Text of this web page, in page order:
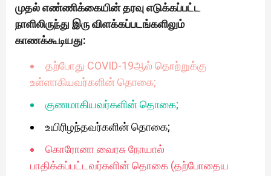
முதல் எண்ணிக்கையின் தரவு எடுக்கப்பட்ட
நாளிலிருந்து இரு விளக்கப்படங்களிலும்
காணக்கூடியது:
தற்போது COVID-19ஆல் தொற்றுக்கு
உள்ளாகியவர்களின் தொகை;
குணமாகியவர்களின் தொகை;
உயிரிழந்தவர்களின் தொகை;
கொரோனா வைரசு நோயால்
பாதிக்கப்பட்டவர்களின் தொகை (தற்போதைய